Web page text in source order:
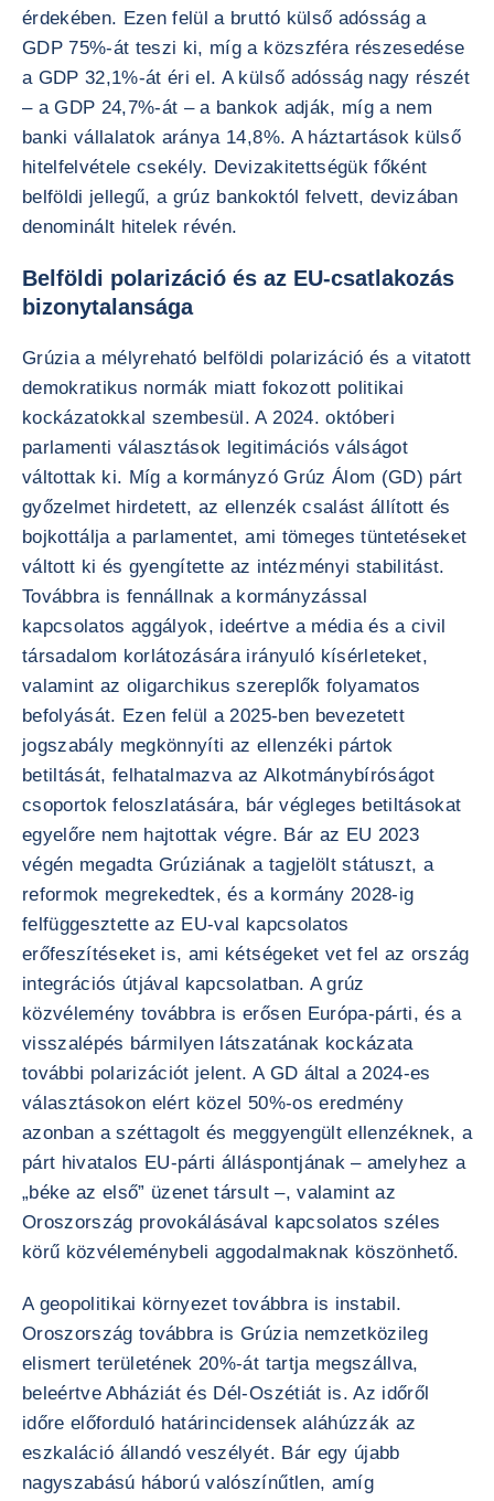
érdekében. Ezen felül a bruttó külső adósság a
GDP 75%-át teszi ki, míg a közszféra részesedése
a GDP 32,1%-át éri el. A külső adósság nagy részét
– a GDP 24,7%-át – a bankok adják, míg a nem
banki vállalatok aránya 14,8%. A háztartások külső
hitelfelvétele csekély. Devizakitettségük főként
belföldi jellegű, a grúz bankoktól felvett, devizában
denominált hitelek révén.
Belföldi polarizáció és az EU-csatlakozás
bizonytalansága
Grúzia a mélyreható belföldi polarizáció és a vitatott
demokratikus normák miatt fokozott politikai
kockázatokkal szembesül. A 2024. októberi
parlamenti választások legitimációs válságot
váltottak ki. Míg a kormányzó Grúz Álom (GD) párt
győzelmet hirdetett, az ellenzék csalást állított és
bojkottálja a parlamentet, ami tömeges tüntetéseket
váltott ki és gyengítette az intézményi stabilitást.
Továbbra is fennállnak a kormányzással
kapcsolatos aggályok, ideértve a média és a civil
társadalom korlátozására irányuló kísérleteket,
valamint az oligarchikus szereplők folyamatos
befolyását. Ezen felül a 2025-ben bevezetett
jogszabály megkönnyíti az ellenzéki pártok
betiltását, felhatalmazva az Alkotmánybíróságot
csoportok feloszlatására, bár végleges betiltásokat
egyelőre nem hajtottak végre. Bár az EU 2023
végén megadta Grúziának a tagjelölt státuszt, a
reformok megrekedtek, és a kormány 2028-ig
felfüggesztette az EU-val kapcsolatos
erőfeszítéseket is, ami kétségeket vet fel az ország
integrációs útjával kapcsolatban. A grúz
közvélemény továbbra is erősen Európa-párti, és a
visszalépés bármilyen látszatának kockázata
további polarizációt jelent. A GD által a 2024-es
választásokon elért közel 50%-os eredmény
azonban a széttagolt és meggyengült ellenzéknek, a
párt hivatalos EU-párti álláspontjának – amelyhez a
„béke az első” üzenet társult –, valamint az
Oroszország provokálásával kapcsolatos széles
körű közvéleménybeli aggodalmaknak köszönhető.
A geopolitikai környezet továbbra is instabil.
Oroszország továbbra is Grúzia nemzetközileg
elismert területének 20%-át tartja megszállva,
beleértve Abháziát és Dél-Oszétiát is. Az időről
időre előforduló határincidensek aláhúzzák az
eszkaláció állandó veszélyét. Bár egy újabb
nagyszabású háború valószínűtlen, amíg